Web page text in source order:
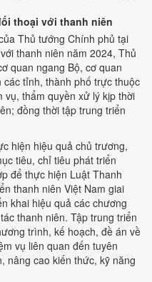
thoại với thanh niên
Thủ tướng Chính phủ tại
thanh niên năm 2024, Thủ
quan ngang Bộ, cơ quan
tỉnh, thành phố trực thuộc
thẩm quyền xử lý kịp thời
đồng thời tập trung triển
hiện hiệu quả chủ trương,
tiêu, chỉ tiêu phát triển
để thực hiện Luật Thanh
thanh niên Việt Nam giai
khai hiệu quả các chương
thanh niên. Tập trung triển
trình, kế hoạch, đề án về
vụ liên quan đến tuyên
nâng cao kiến thức, kỹ năng